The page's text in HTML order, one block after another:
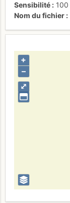
Sensibilité
100
Nom du fichier
⤢
+
–